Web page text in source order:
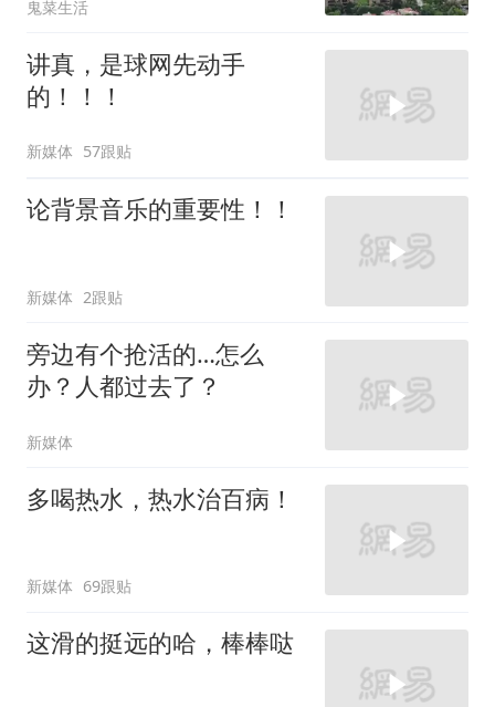
鬼菜生活
讲真，是球网先动手
的！！！
新媒体 57跟贴
论背景音乐的重要性！！
新媒体 2跟贴
旁边有个抢活的…怎么
办？人都过去了？
新媒体
多喝热水，热水治百病！
新媒体 69跟贴
这滑的挺远的哈，棒棒哒